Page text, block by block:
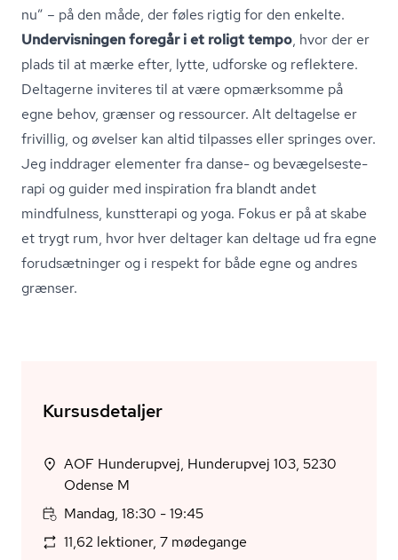
nu” – på den måde, der føles rigtig for den enkelte.
Undervisningen foregår i et roligt tempo, hvor der er
plads til at mærke efter, lytte, udforske og reflektere.
Deltagerne inviteres til at være opmærksomme på
egne behov, grænser og ressourcer. Alt deltagelse er
frivillig, og øvelser kan altid tilpasses eller springes over.
Jeg inddrager elementer fra danse- og be­væ­gel­ses­te­
ra­pi og guider med inspiration fra blandt andet
mindfulness, kunstterapi og yoga. Fokus er på at skabe
et trygt rum, hvor hver deltager kan deltage ud fra egne
forudsætninger og i respekt for både egne og andres
grænser.
Kursusdetaljer
AOF Hunderupvej, Hunderupvej 103, 5230
Odense M
Mandag, 18:30 - 19:45
11,62 lektioner, 7 mødegange